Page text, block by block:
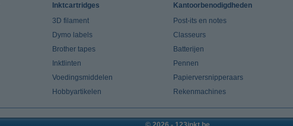
Inktcartridges
3D filament
Dymo labels
Brother tapes
Inktlinten
Voedingsmiddelen
Hobbyartikelen
Kantoorbenodigdheden
Post-its en notes
Classeurs
Batterijen
Pennen
Papierversnipperaars
Rekenmachines